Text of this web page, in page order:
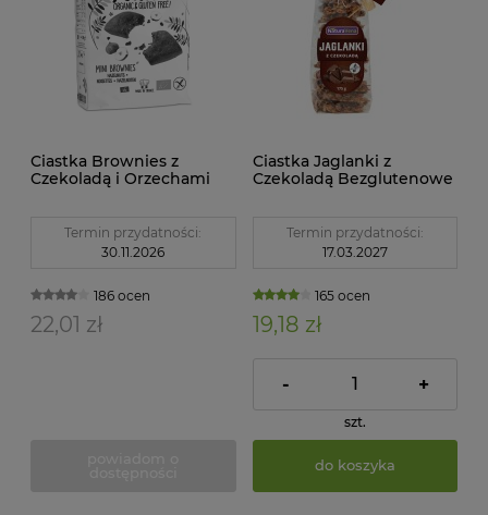
Ciastka Brownies z
Czekoladą i Orzechami
NatenTermin przydatności:
30.11.2026
186 ocen
22,01 zł
Ciastka Jaglanki z
Czekoladą Bezglutenowe
Termin przydatności:
17.03.2027
165 ocen
19,18 zł
- +
szt.
do koszyka